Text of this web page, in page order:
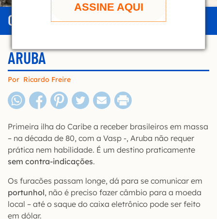
ASSINE AQUI
GUIA DE ARUBA
ARUBA
Por Ricardo Freire
Primeira ilha do Caribe a receber brasileiros em massa
– na década de 80, com a Vasp -, Aruba não requer
prática nem habilidade. É um destino praticamente
sem contra-indicações.
Os furacões passam longe, dá para se comunicar em
portunhol, não é preciso fazer câmbio para a moeda
local – até o saque do caixa eletrônico pode ser feito
em dólar.